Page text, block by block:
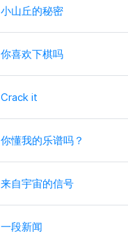
小山丘的秘密
你喜欢下棋吗
Crack it
你懂我的乐谱吗？
来自宇宙的信号
一段新闻